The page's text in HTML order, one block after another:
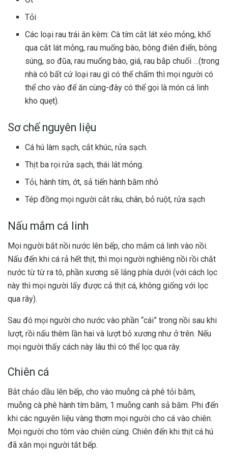
Tỏi
Các loại rau trái ăn kèm: Cà tím cắt lát xéo mỏng, khổ
qua cắt lát mỏng, rau muống bào, bông điên điển, bông
súng, so đũa, rau muống bào, giá, rau bắp chuối …(trong
nhà có bất cứ loại rau gì có thể chấm thì mọi người có
thể cho vào để ăn cùng-đây có thể gọi là món cá linh
kho quẹt).
Sơ chế nguyên liệu
Cá hú làm sạch, cắt khúc, rửa sạch.
Thịt ba rọi rửa sạch, thái lát mỏng.
Tỏi, hành tím, ớt, sả tiến hành băm nhỏ
Tép đồng mọi người cắt râu, chân, bỏ ruột, rửa sạch
Nấu mắm cá linh
Mọi người bắt nồi nước lên bếp, cho mắm cá linh vào nồi.
Nấu đến khi cá rả hết thịt, thì mọi người nghiêng nồi rồi chắt
nước từ từ ra tô, phần xương sẽ lắng phía dưới (với cách lọc
này thì mọi người lấy được cả thịt cá, không giống với lọc
qua rây).
Sau đó mọi người cho nước vào phần “cái” trong nồi sau khi
lượt, rồi nấu thêm lần hai và lượt bỏ xương như ở trên. Nếu
mọi người thấy cách này lâu thì có thể lọc qua rây.
Chiên cá
Bắt chảo dầu lên bếp, cho vào muỗng cà phê tỏi băm,
muỗng cà phê hành tím băm, 1 muỗng canh sả băm. Phi đến
khi các nguyên liệu vàng thơm mọi người cho cá vào chiên.
Mọi người cho tôm vào chiên cùng. Chiên đến khi thịt cá hú
đã xăn mọi người tắt bếp.